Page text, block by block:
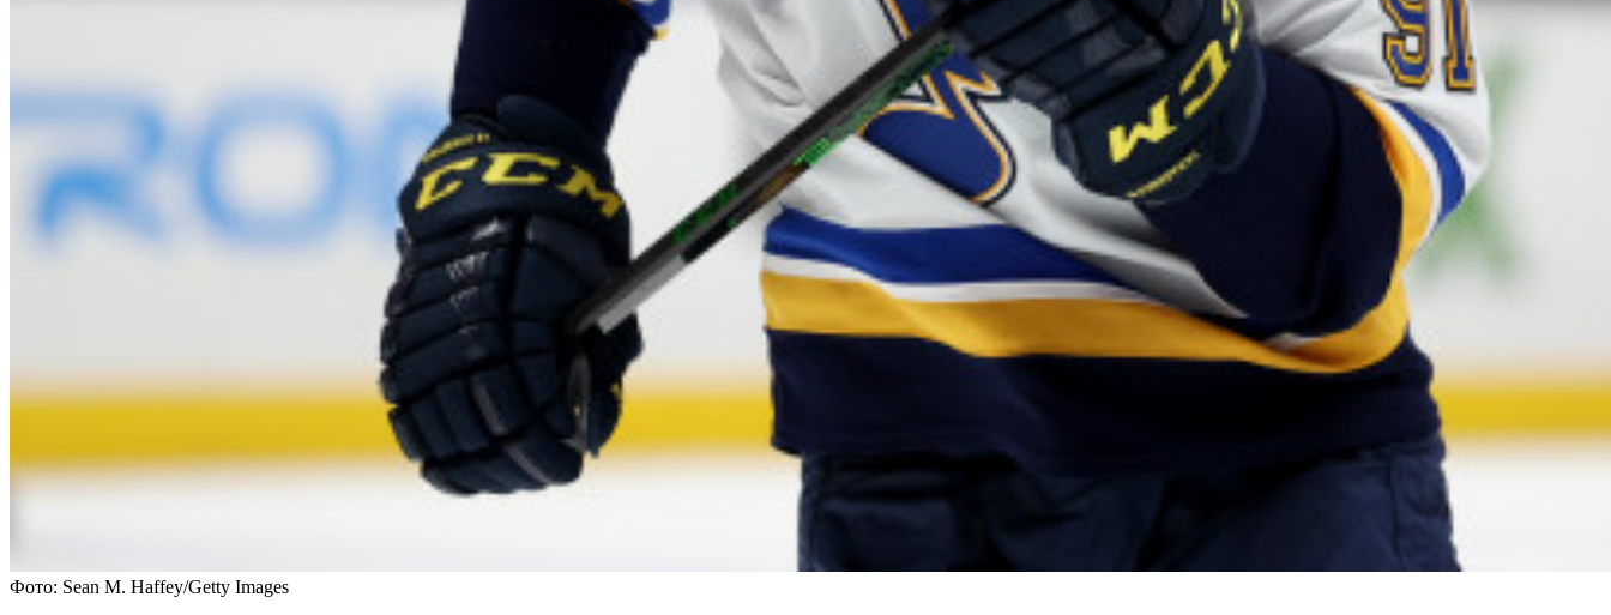
Фото: Sean M. Haffey/Getty Images